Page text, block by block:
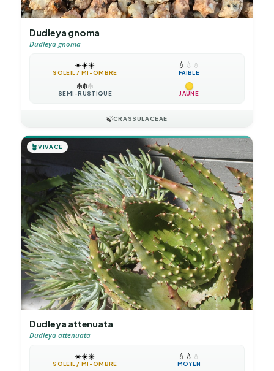
Dudleya gnoma
Dudleya gnoma
☀️☀️☀️
SOLEIL / MI-OMBRE
💧 💧 💧
FAIBLE
❄️❄️❄️
SEMI-RUSTIQUE JAUNE
🍃CRASSULACEAE
🪴VIVACE
Dudleya attenuata
Dudleya attenuata
☀️☀️☀️
SOLEIL / MI-OMBRE
💧 💧 💧
MOYEN